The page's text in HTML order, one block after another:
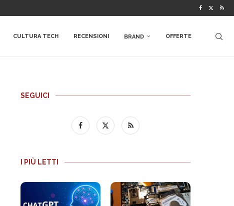
CULTURA TECH RECENSIONI BRAND OFFERTE
SEGUICI
I PIÙ LETTI